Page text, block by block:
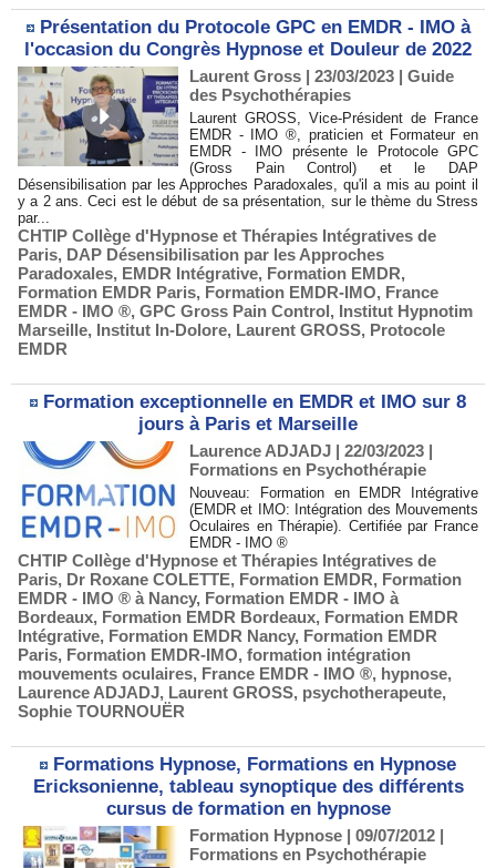
Présentation du Protocole GPC en EMDR - IMO à
l'occasion du Congrès Hypnose et Douleur de 2022
Laurent Gross | 23/03/2023 | Guide
des Psychothérapies
Laurent GROSS, Vice-Président de France
EMDR - IMO ®, praticien et Formateur en
EMDR - IMO présente le Protocole GPC
(Gross Pain Control) et le DAP
Désensibilisation par les Approches Paradoxales, qu'il a mis au point il
y a 2 ans. Ceci est le début de sa présentation, sur le thème du Stress
par...
CHTIP Collège d'Hypnose et Thérapies Intégratives de
Paris, DAP Désensibilisation par les Approches
Paradoxales, EMDR Intégrative, Formation EMDR,
Formation EMDR Paris, Formation EMDR-IMO, France
EMDR - IMO ®, GPC Gross Pain Control, Institut Hypnotim
Marseille, Institut In-Dolore, Laurent GROSS, Protocole
EMDR
Formation exceptionnelle en EMDR et IMO sur 8
jours à Paris et Marseille
Laurence ADJADJ | 22/03/2023 |
Formations en Psychothérapie
Nouveau: Formation en EMDR Intégrative
(EMDR et IMO: Intégration des Mouvements
Oculaires en Thérapie). Certifiée par France
EMDR - IMO ®
CHTIP Collège d'Hypnose et Thérapies Intégratives de
Paris, Dr Roxane COLETTE, Formation EMDR, Formation
EMDR - IMO ® à Nancy, Formation EMDR - IMO à
Bordeaux, Formation EMDR Bordeaux, Formation EMDR
Intégrative, Formation EMDR Nancy, Formation EMDR
Paris, Formation EMDR-IMO, formation intégration
mouvements oculaires, France EMDR - IMO ®, hypnose,
Laurence ADJADJ, Laurent GROSS, psychotherapeute,
Sophie TOURNOUËR
Formations Hypnose, Formations en Hypnose
Ericksonienne, tableau synoptique des différents
cursus de formation en hypnose
Formation Hypnose | 09/07/2012 |
Formations en Psychothérapie